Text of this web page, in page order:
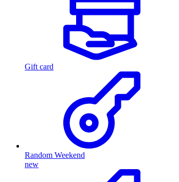
Gift card
Random Weekend
new